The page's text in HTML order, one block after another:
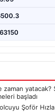
zaman yatacak?
başladı
Şoför